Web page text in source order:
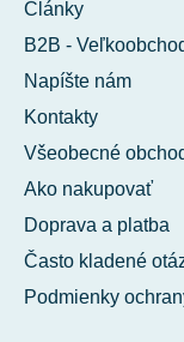
Články
B2B -
Napíšte nám
Kontakty
Všeobecné
Ako nakupovať
Doprava a platba
Často kladené
Podmienky